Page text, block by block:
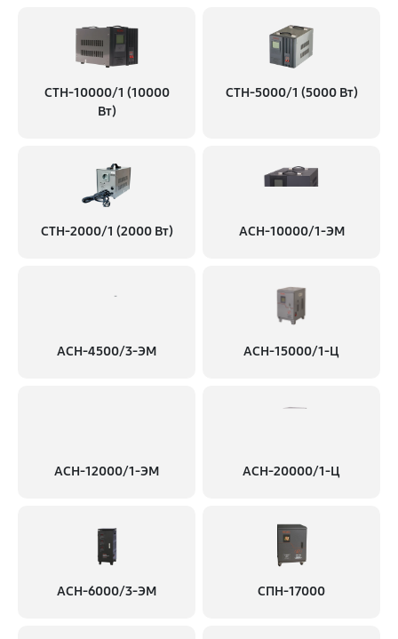
СТН-10000/1 (10000
Вт)
СТН-5000/1 (5000 Вт)
СТН-2000/1 (2000 Вт) АСН-10000/1-ЭМ
АСН-4500/3-ЭМ АСН-15000/1-Ц
АСН-12000/1-ЭМ АСН-20000/1-Ц
АСН-6000/3-ЭМ СПН-17000